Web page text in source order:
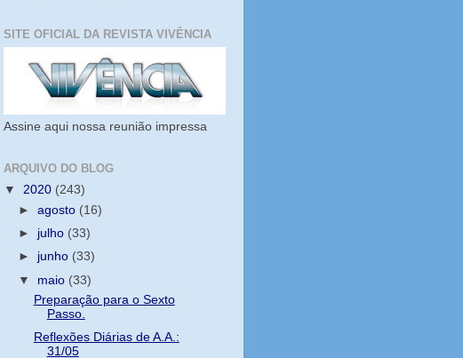
SITE OFICIAL DA REVISTA VIVÊNCIA
Assine aqui nossa reunião impressa
ARQUIVO DO BLOG
▼ 2020 (243)
►agosto (16)
► julho (33)
► junho (33)
▼ maio (33)
Preparação para o Sexto
Passo.
Reflexões Diárias de A.A.:
31/05